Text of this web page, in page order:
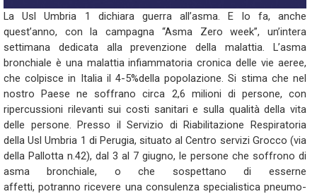
La Usl Umbria 1 dichiara guerra all’asma. E lo fa, anche
quest’anno, con la campagna “Asma Zero week”, un’intera
settimana dedicata alla prevenzione della malattia. L’asma
bronchiale è una malattia infiammatoria cronica delle vie aeree,
che colpisce in Italia il 4-5%della popolazione. Si stima che nel
nostro Paese ne soffrano circa 2,6 milioni di persone, con
ripercussioni rilevanti sui costi sanitari e sulla qualità della vita
delle persone. Presso il Servizio di Riabilitazione Respiratoria
della Usl Umbria 1 di Perugia, situato al Centro servizi Grocco (via
della Pallotta n.42), dal 3 al 7 giugno, le persone che soffrono di
asma bronchiale, o che sospettano di esserne
affetti, potranno ricevere una consulenza specialistica pneumo-